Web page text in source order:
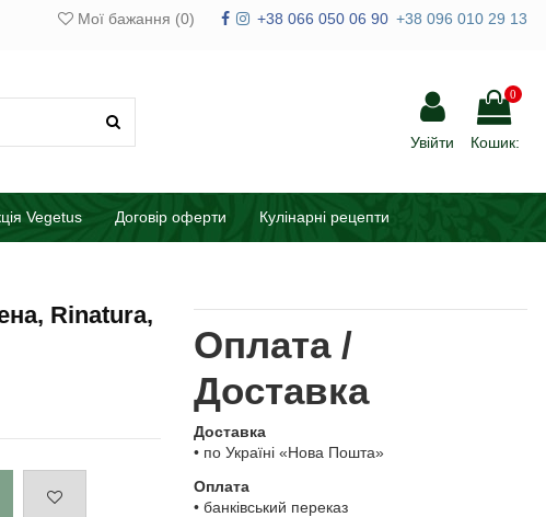
Мої бажання (0) +38 066 050 06 90 +38 096 010 29 13
Увійти
0
Кошик:
Vegetus Договір оферти Кулінарні рецепти
Rinatura,
Оплата /
Доставка
Доставка
• по Україні «Нова Пошта»
Оплата
• банківський переказ